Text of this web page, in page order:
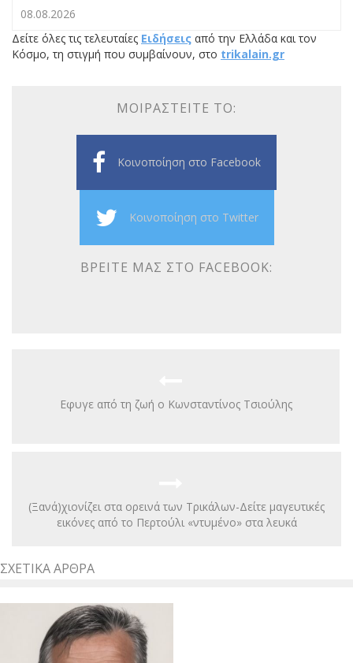
08.08.2026
Δείτε όλες τις τελευταίες Ειδήσεις από την Ελλάδα και τον
Κόσμο, τη στιγμή που συμβαίνουν, στο trikalain.gr
ΜΟΙΡΑΣΤΕΊΤΕ ΤΟ:
Κοινοποίηση στο Facebook
Κοινοποίηση στο Twitter
ΒΡΕΊΤΕ ΜΑΣ ΣΤΟ FACEBOOK:
Εφυγε από τη ζωή ο Κωνσταντίνος Τσιούλης
(Ξανά)χιονίζει στα ορεινά των Τρικάλων-Δείτε μαγευτικές
εικόνες από το Περτούλι «ντυμένο» στα λευκά
ΣΧΕΤΙΚΆ ΆΡΘΡΑ